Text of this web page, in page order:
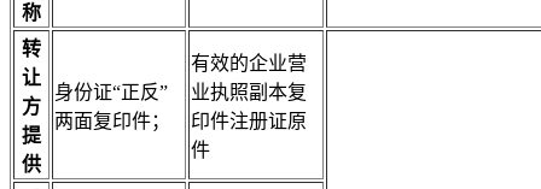
称
转
让
方
提
供
身份证“正反”
两面复印件；
有效的企业营
业执照副本复
印件注册证原
件